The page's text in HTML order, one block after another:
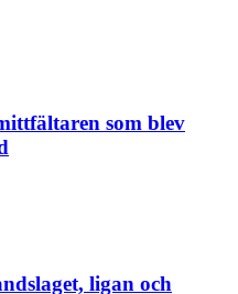
som blev
ligan och